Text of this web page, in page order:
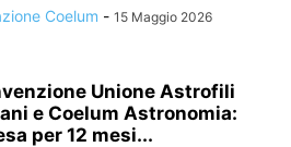
Coelum - 15 Maggio 2026
Unione Astrofili
e Coelum Astronomia:
per 12 mesi...